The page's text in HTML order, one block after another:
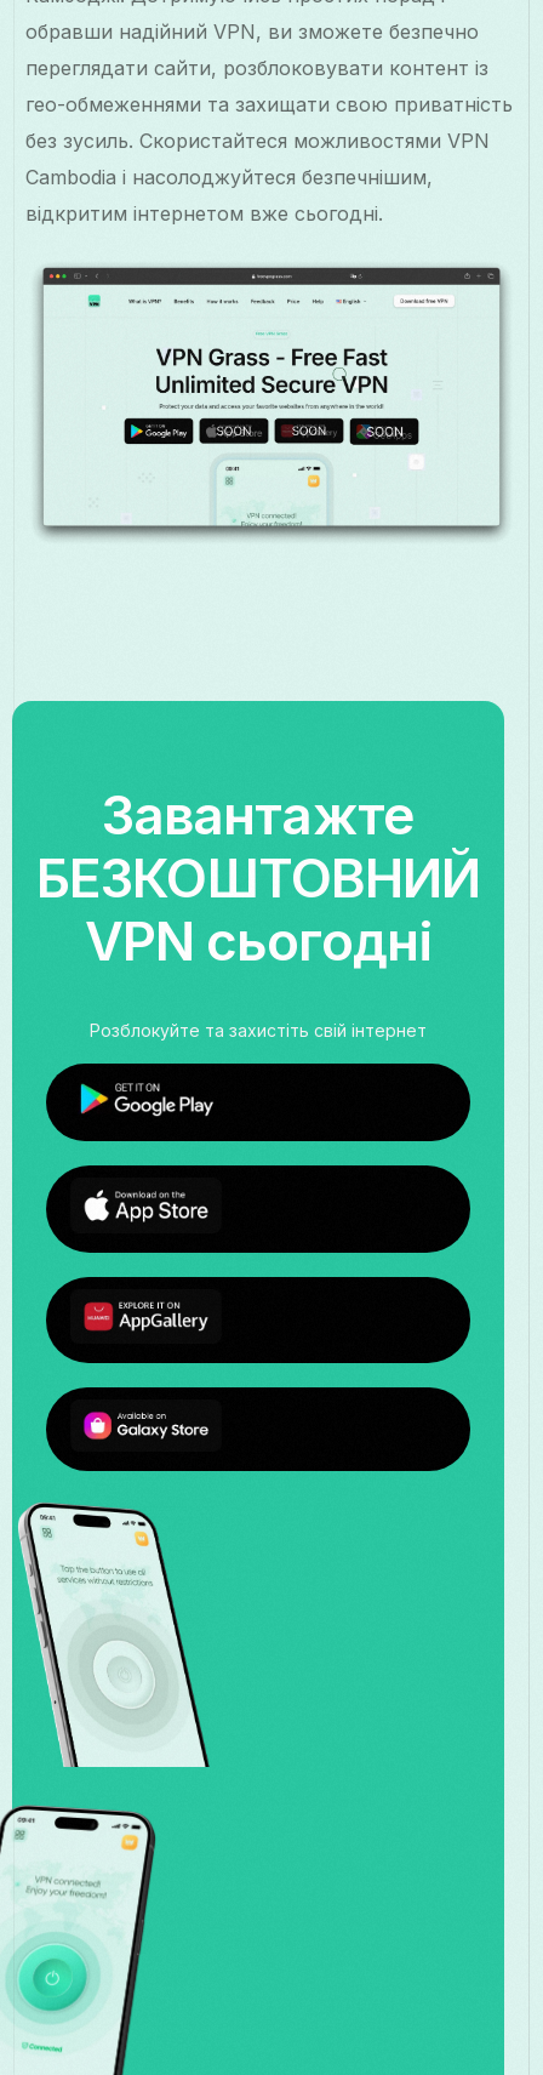
обравши надійний VPN, ви зможете безпечно
переглядати сайти, розблоковувати контент із
гео-обмеженнями та захищати свою приватність
без зусиль. Скористайтеся можливостями VPN
Cambodia і насолоджуйтеся безпечнішим,
відкритим інтернетом вже сьогодні.
Завантажте
БЕЗКОШТОВНИЙ
VPN сьогодні
Розблокуйте та захистіть свій інтернет